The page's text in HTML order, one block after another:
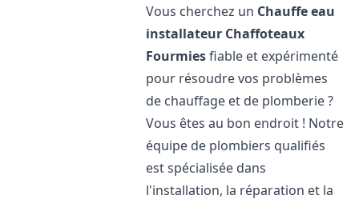
Vous cherchez un Chauffe eau
installateur Chaffoteaux
Fourmiesfiable et expérimenté
pour résoudre vos problèmes
de chauffage et de plomberie ?
Vous êtes au bon endroit ! Notre
équipe de plombiers qualifiés
est spécialisée dans
l'installation, la réparation et la